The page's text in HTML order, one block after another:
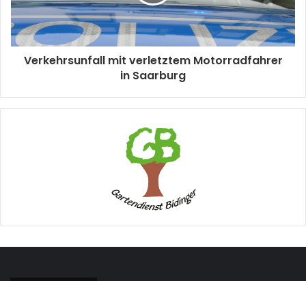
Verkehrsunfall mit verletztem Motorradfahrer
in Saarburg